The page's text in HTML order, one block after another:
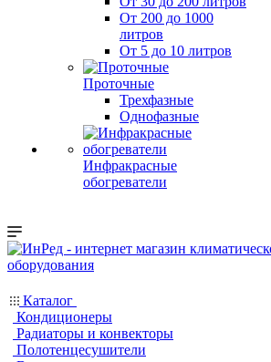
От 200 до 1000
литров
От 5 до 10 литров
Проточные
Трехфазные
Однофазные
Инфракрасные
обогреватели
Каталог
Кондиционеры
Радиаторы и конвекторы
Полотенцесушители